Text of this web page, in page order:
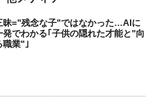
昧="残念な子"ではなかった…AIに
発でわかる｢子供の隠れた才能と"向
職業"｣